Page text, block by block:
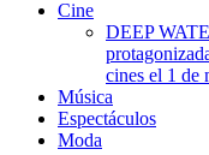
Cine
DEEP
cines el 1 de
Música
Espectáculos
Moda